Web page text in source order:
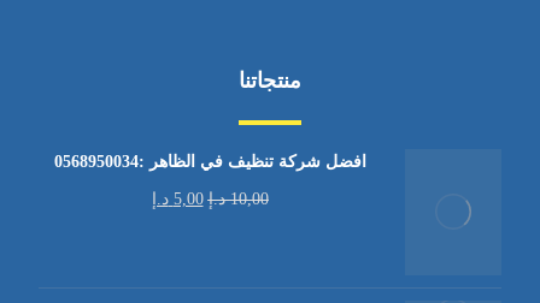
منتجاتنا
افضل شركة تنظيف في الظاهر :0568950034
10,00 د.إ 5,00 د.إ